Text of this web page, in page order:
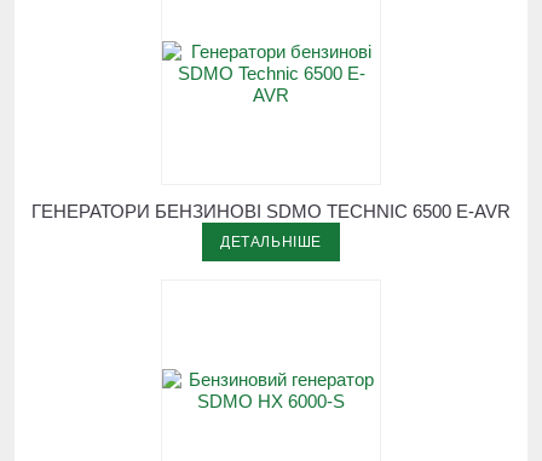
ГЕНЕРАТОРИ БЕНЗИНОВІ SDMO TECHNIC 6500 E-AVR
ДЕТАЛЬНІШЕ